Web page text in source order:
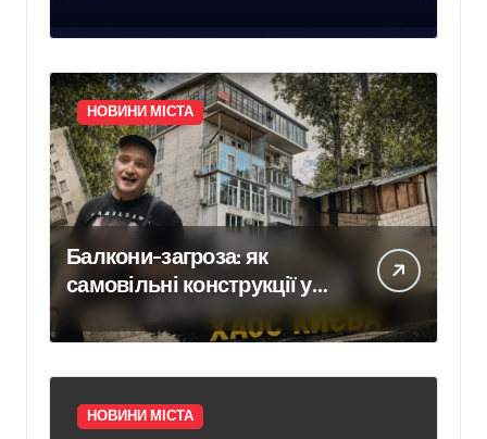
залізничних коліях у
Броварах
НОВИНИ МІСТА
Балкони-загроза: як
самовільні конструкції у
Києві псують фасади
будинків і ставлять під
ризик сусідів
НОВИНИ МІСТА